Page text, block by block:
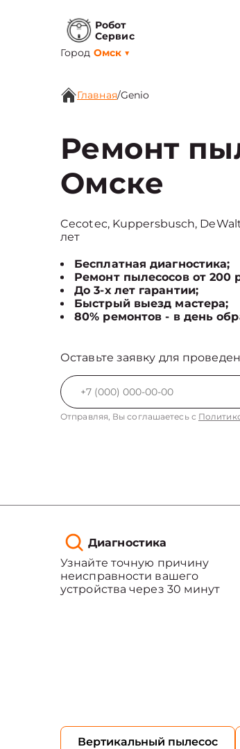
Робот
Сервис
Город Омск ▼
Главная/Genio
Ремонт
Омске
Cecotec, Kuppersbusch,
лет
Бесплатная диагностика;
Ремонт пылесосов от 200
До 3-х лет гарантии;
Быстрый выезд мастера;
80% ремонтов - в день
Оставьте заявку для
Отправляя, Вы соглашаетесь с
Диагностика
Узнайте точную причину
неисправности вашего
устройства через 30 минут
Вертикальный пылесос